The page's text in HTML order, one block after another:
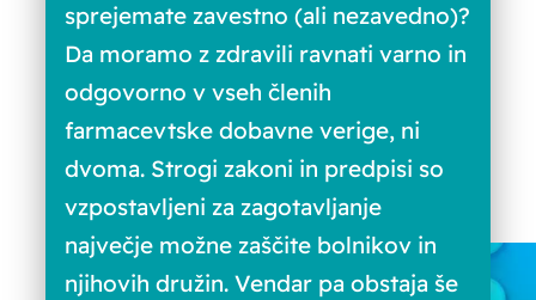
sprejemate zavestno (ali nezavedno)?
Da moramo z zdravili ravnati varno in
odgovorno v vseh členih
farmacevtske dobavne verige, ni
dvoma. Strogi zakoni in predpisi so
vzpostavljeni za zagotavljanje
največje možne zaščite bolnikov in
njihovih družin. Vendar pa obstaja še